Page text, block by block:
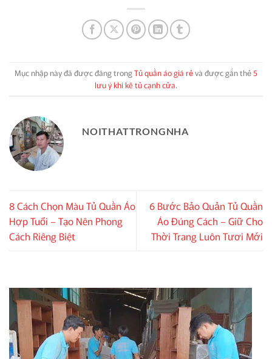
Mục nhập này đã được đăng trongTủ quần áo giá rẻvà được gắn thẻ 5
lưu ý khi kê tủ cạnh cửa.
NOITHATTRONGNHA
8 Cách Chọn Màu Tủ Quần Áo
Hợp Tuổi – Tạo Nên Phong
Cách Riêng Biệt
6 Bước Bảo Quản Tủ Quần
Áo Đúng Cách – Giữ Cho
Thời Trang Luôn Tươi Mới